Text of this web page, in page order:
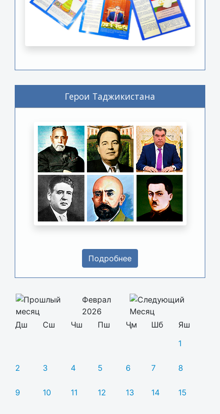
Герои Таджикистана
Подробнее
Феврал
2026
Дш
Сш Чш Пш Ҷм Шб
Яш
1
2 3 4 5 6 7 8
9 10 11 12 13 14 15